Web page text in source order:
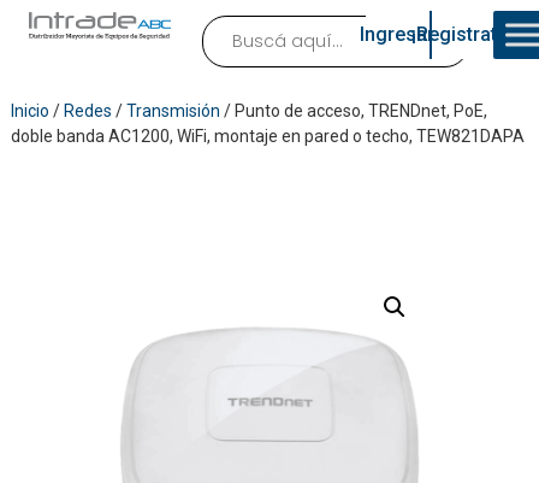
Ingresar¡Registrate!
Inicio / Redes /Transmisión / Punto de acceso, TRENDnet, PoE,
doble banda AC1200, WiFi, montaje en pared o techo, TEW821DAPA